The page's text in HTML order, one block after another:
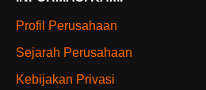
Profil Perusahaan
Sejarah Perusahaan
Kebijakan Privasi